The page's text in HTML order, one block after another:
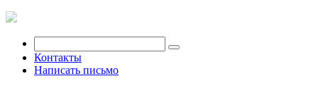
Контакты
Написать письмо